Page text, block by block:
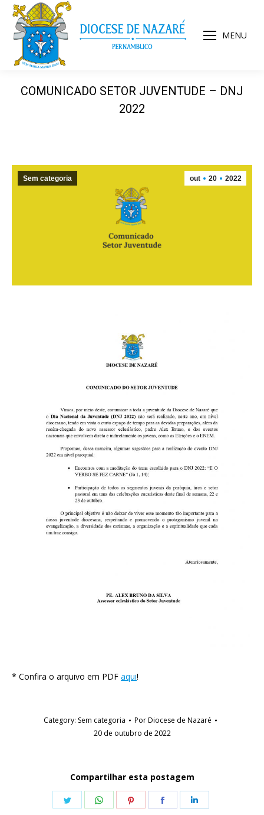
MENU
COMUNICADO SETOR JUVENTUDE – DNJ
2022
out 20 2022
Sem categoria
* Confira o arquivo em PDF aqui!
Category: Sem categoria PorDiocese de Nazaré
20 de outubro de 2022
Compartilhar esta postagem
Share
Share
Share
Share